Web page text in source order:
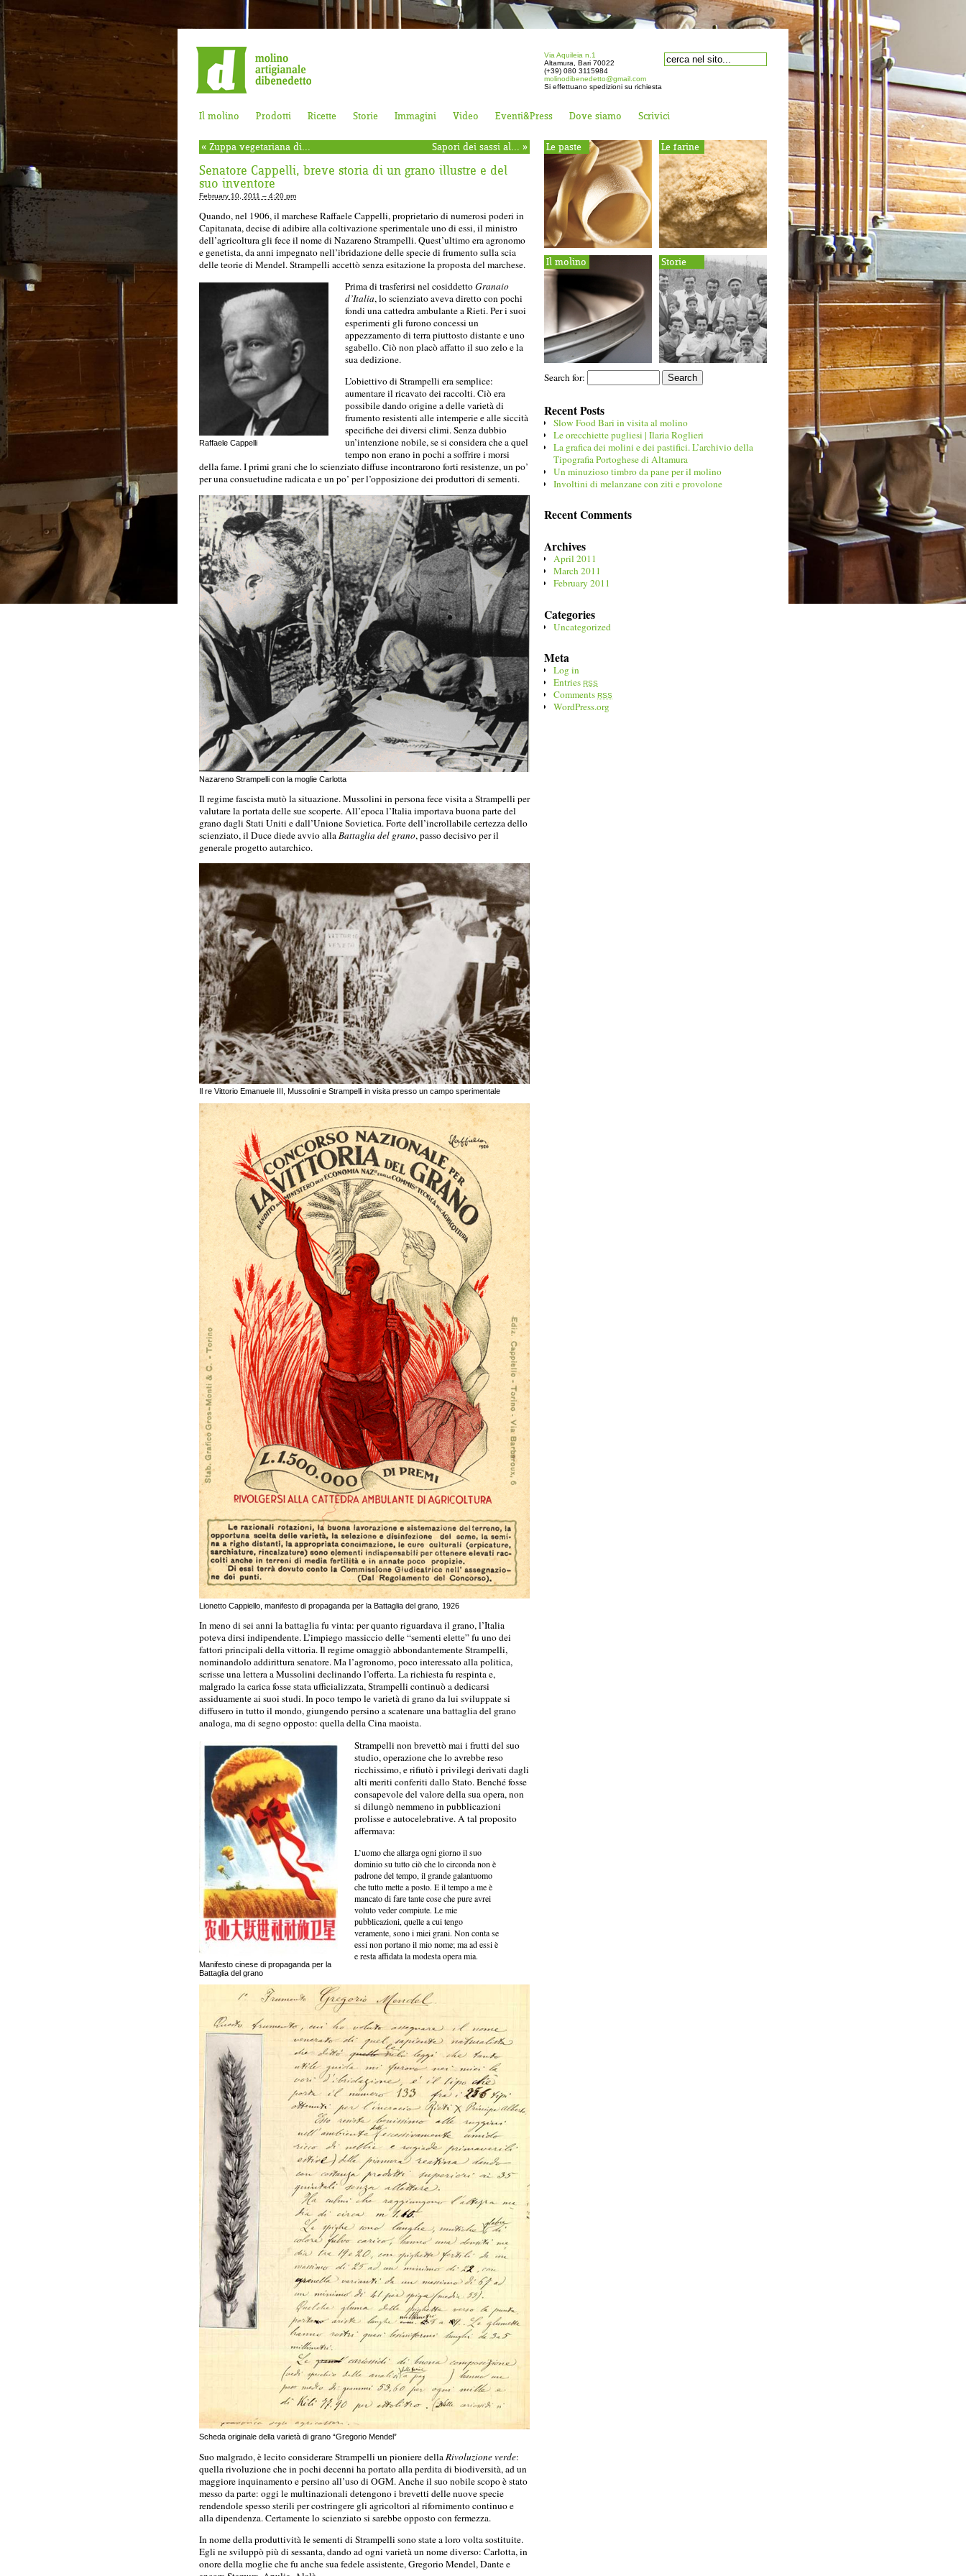
Via Aquileia n.1
Altamura, Bari 70022
(+39) 080 3115984
molinodibenedetto@gmail.com
Si effettuano spedizioni su richiesta
Il molino Prodotti Ricette Storie Immagini Video Eventi&Press Dove siamo Scrivici
« Zuppa vegetariana di... Sapori dei sassi al... »
Senatore Cappelli, breve storia di un grano illustre e del
suo inventore
February 10, 2011 – 4:20 pm
Quando, nel 1906, il marchese Raffaele Cappelli, proprietario di numerosi poderi in
Capitanata, decise di adibire alla coltivazione sperimentale uno di essi, il ministro
dell’agricoltura gli fece il nome di Nazareno Strampelli. Quest’ultimo era agronomo
e genetista, da anni impegnato nell’ibridazione delle specie di frumento sulla scia
delle teorie di Mendel. Strampelli accettò senza esitazione la proposta del marchese.
Raffaele Cappelli
Prima di trasferirsi nel cosiddettoGranaio
d’Italia, lo scienziato aveva diretto con pochi
fondi una cattedra ambulante a Rieti. Per i suoi
esperimenti gli furono concessi un
appezzamento di terra piuttosto distante e uno
sgabello. Ciò non placò affatto il suo zelo e la
sua dedizione.
L’obiettivo di Strampelli era semplice:
aumentare il ricavato dei raccolti. Ciò era
possibile dando origine a delle varietà di
frumento resistenti alle intemperie e alle siccità
specifiche dei diversi climi. Senza dubbio
un’intenzione nobile, se si considera che a quel
tempo non erano in pochi a soffrire i morsi
della fame. I primi grani che lo scienziato diffuse incontrarono forti resistenze, un po’
per una consuetudine radicata e un po’ per l’opposizione dei produttori di sementi.
Nazareno Strampelli con la moglie Carlotta
Il regime fascista mutò la situazione. Mussolini in persona fece visita a Strampelli per
valutare la portata delle sue scoperte. All’epoca l’Italia importava buona parte del
grano dagli Stati Uniti e dall’Unione Sovietica. Forte dell’incrollabile certezza dello
scienziato, il Duce diede avvio allaBattaglia del grano, passo decisivo per il
generale progetto autarchico.
Il re Vittorio Emanuele III, Mussolini e Strampelli in visita presso un campo sperimentale
Lionetto Cappiello, manifesto di propaganda per la Battaglia del grano, 1926
In meno di sei anni la battaglia fu vinta: per quanto riguardava il grano, l’Italia
poteva dirsi indipendente. L’impiego massiccio delle “sementi elette” fu uno dei
fattori principali della vittoria. Il regime omaggiò abbondantemente Strampelli,
nominandolo addirittura senatore. Ma l’agronomo, poco interessato alla politica,
scrisse una lettera a Mussolini declinando l’offerta. La richiesta fu respinta e,
malgrado la carica fosse stata ufficializzata, Strampelli continuò a dedicarsi
assiduamente ai suoi studi. In poco tempo le varietà di grano da lui sviluppate si
diffusero in tutto il mondo, giungendo persino a scatenare una battaglia del grano
analoga, ma di segno opposto: quella della Cina maoista.
Manifesto cinese di propaganda per la
Battaglia del grano
Strampelli non brevettò mai i frutti del suo
studio, operazione che lo avrebbe reso
ricchissimo, e rifiutò i privilegi derivati dagli
alti meriti conferiti dallo Stato. Benché fosse
consapevole del valore della sua opera, non
si dilungò nemmeno in pubblicazioni
prolisse e autocelebrative. A tal proposito
affermava:
L’uomo che allarga ogni giorno il suo
dominio su tutto ciò che lo circonda non è
padrone del tempo, il grande galantuomo
che tutto mette a posto. E il tempo a me è
mancato di fare tante cose che pure avrei
voluto veder compiute. Le mie
pubblicazioni, quelle a cui tengo
veramente, sono i miei grani. Non conta se
essi non portano il mio nome; ma ad essi è
e resta affidata la modesta opera mia.
Scheda originale della varietà di grano “Gregorio Mendel”
Suo malgrado, è lecito considerare Strampelli un pioniere dellaRivoluzione verde:
quella rivoluzione che in pochi decenni ha portato alla perdita di biodiversità, ad un
maggiore inquinamento e persino all’uso di OGM. Anche il suo nobile scopo è stato
messo da parte: oggi le multinazionali detengono i brevetti delle nuove specie
rendendole spesso sterili per costringere gli agricoltori al rifornimento continuo e
alla dipendenza. Certamente lo scienziato si sarebbe opposto con fermezza.
In nome della produttività le sementi di Strampelli sono state a loro volta sostituite.
Egli ne sviluppò più di sessanta, dando ad ogni varietà un nome diverso: Carlotta, in
onore della moglie che fu anche sua fedele assistente, Gregorio Mendel, Dante e
Le paste Le farine
Il molino Storie
Search for:
Recent Posts
Slow Food Bari in visita al molino
Le orecchiette pugliesi | Ilaria Roglieri
La grafica dei molini e dei pastifici. L’archivio della
Tipografia Portoghese di Altamura
Un minuzioso timbro da pane per il molino
Involtini di melanzane con ziti e provolone
Recent Comments
Archives
April 2011
March 2011
February 2011
Categories
Uncategorized
Meta
Log in
EntriesRSS
CommentsRSS
WordPress.org